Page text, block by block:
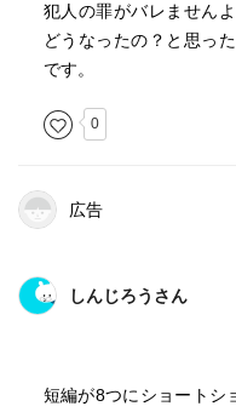
犯人の罪がバレません
どうなったの？と思っ
です。
0
広告
しんじろうさん
短編が8つにショートシ